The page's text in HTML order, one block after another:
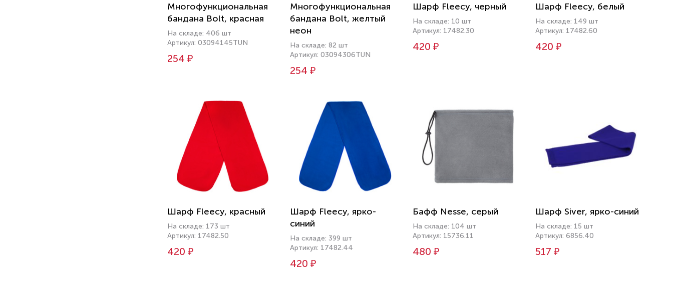
Многофункциональная
бандана Bolt, красная
На складе: 406 шт
Артикул: 03094145TUN
254 ₽
Многофункциональная
бандана Bolt, желтый
неон
На складе: 82 шт
Артикул: 03094306TUN
254 ₽
Шарф Fleecy, черный
На складе: 10 шт
Артикул: 17482.30
420 ₽
Шарф Fleecy, белый
На складе: 149 шт
Артикул: 17482.60
420 ₽
Шарф Fleecy, красный
На складе: 173 шт
Артикул: 17482.50
420 ₽
Шарф Fleecy, ярко-
синий
На складе: 399 шт
Артикул: 17482.44
420 ₽
Бафф Nesse, серый
На складе: 104 шт
Артикул: 15736.11
480 ₽
Шарф Siver, ярко-синий
На складе: 15 шт
Артикул: 6856.40
517 ₽